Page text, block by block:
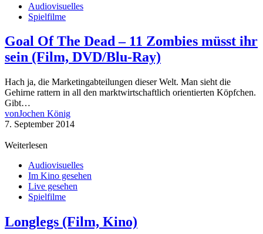
Audiovisuelles
Spielfilme
Goal Of The Dead – 11 Zombies müsst ihr
sein (Film, DVD/Blu-Ray)
Hach ja, die Marketingabteilungen dieser Welt. Man sieht die
Gehirne rattern in all den marktwirtschaftlich orientierten Köpfchen.
Gibt…
vonJochen König
7. September 2014
Weiterlesen
Audiovisuelles
Im Kino gesehen
Live gesehen
Spielfilme
Longlegs (Film, Kino)